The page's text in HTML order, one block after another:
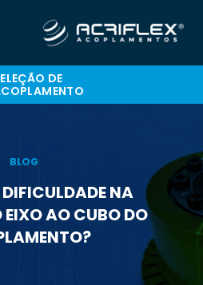
DE
BLOG
NA
AO CUBO DO